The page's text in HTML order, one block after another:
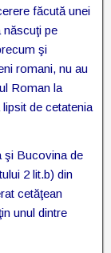
făcută unei
născuţi pe
şi
romani, nu au
Roman la
de cetatenia
şi Bucovina de
2 lit.b) din
cetăţean
unul dintre